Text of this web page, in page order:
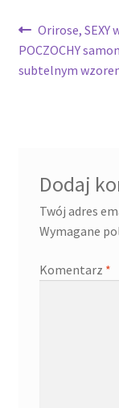
wpisu
Poprzedni
wpis:
Orirose, SEXY
POCZOCHY
subtelnym
Dodaj
Twój adres
Wymagane
Komentarz *